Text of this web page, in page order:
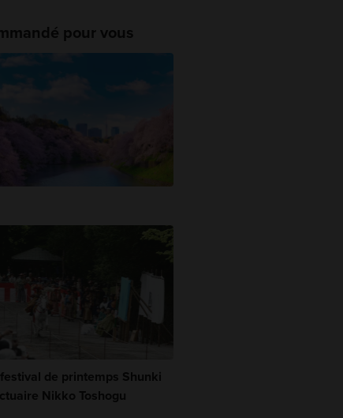
pour vous
de printemps Shunki
Nikko Toshogu